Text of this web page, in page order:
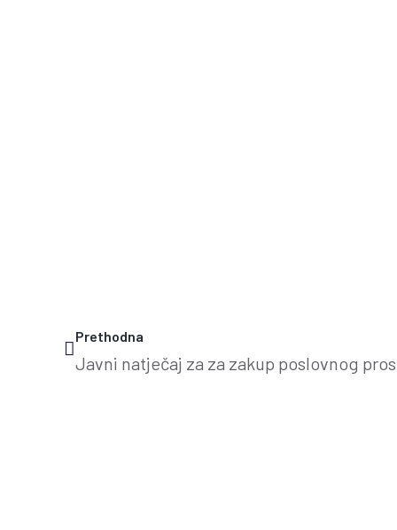
Prethodna
Javni natječaj za za zakup poslovnog